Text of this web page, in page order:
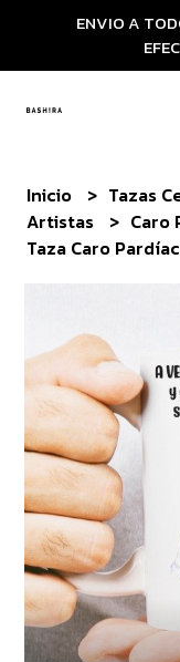
ENVIO A
Inicio
Tazas
Artistas
Caro
Taza Caro